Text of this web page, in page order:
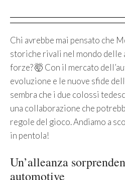
Chi avrebbe mai pensato che
storiche rivali nel mondo delle
forze? 🤯 Con il mercato
evoluzione e le nuove sfide
sembra che i due colossi
una collaborazione che
regole del gioco. Andiamo a
in pentola!
Un’alleanza
automotive